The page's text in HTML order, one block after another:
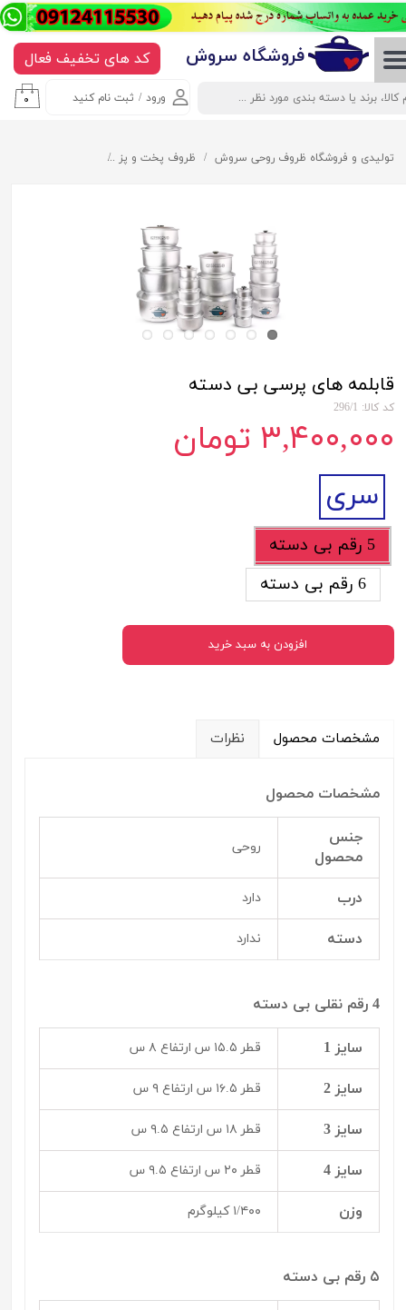
ورود / ثبت نام کنید
حساب کاربری من
تغییر گذر واژه
خروج از حساب کاربری
۰
​​​​​​​​فروشگاه سروش کد های تخفیف فعال
تولیدی و فروشگاه ظروف روحی سروش ظروف پخت و پز
قابلمه های پرسی بی دسته
کد کالا: 296/1
۳,۴۰۰,۰۰۰ تومان
سری
5 رقم بی دسته
6 رقم بی دسته
افزودن به سبد خرید
مشخصات محصول نظرات
مشخصات محصول
جنس
محصول
روحی
درب دارد
دسته ندارد
4 رقم نقلی بی دسته
سایز 1 قطر ۱۵.۵ س ارتفاع ۸ س
سایز 2 قطر ۱۶.۵ س ارتفاع ۹ س
سایز 3 قطر ۱۸ س ارتفاع ۹.۵ س
سایز 4 قطر ۲۰ س ارتفاع ۹.۵ س
وزن ۱/۴۰۰ کیلوگرم
۵ رقم بی دسته